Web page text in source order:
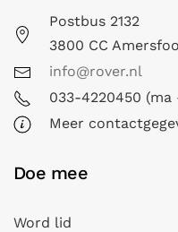
Postbus 2132
3800 CC
info@rover.nl
033-4220450
Meer
Doe mee
Word lid